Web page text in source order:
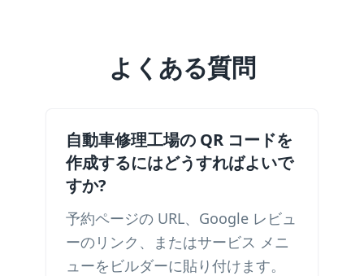
よくある質問
自動車修理工場の QR コードを
作成するにはどうすればよいで
すか?
予約ページの URL、Google レビュ
ーのリンク、またはサービス メニ
ューをビルダーに貼り付けます。